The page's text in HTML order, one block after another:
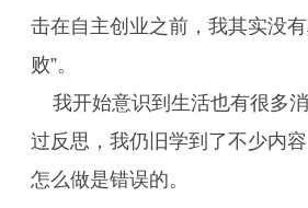
击在自主创业之前，我其实没
败”。
我开始意识到生活也有很多
过反思，我仍旧学到了不少内
怎么做是错误的。